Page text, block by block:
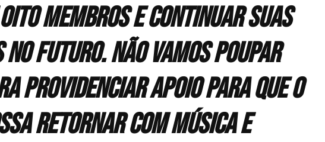
membros e continuar suas
futuro. Não vamos poupar
providenciar apoio para que o
retornar com música e